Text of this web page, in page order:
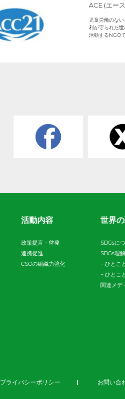
ACE (エー
児童労働のな
利が守られた
活動するNGOで
活動内容
政策提言・啓発
連携促進
CSOの組織力強化
世界
SDGsに
SDGs理
− ひとこ
− ひとこ
関連メデ
プライバシーポリシー お問い合